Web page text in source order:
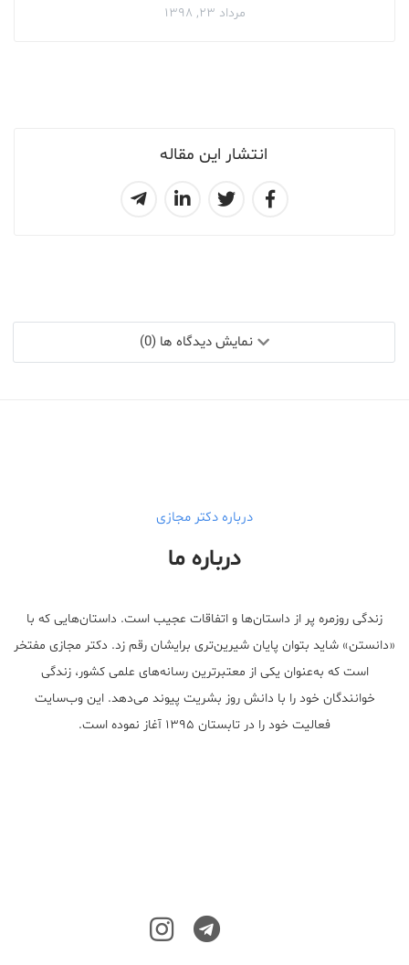
انتشار این مقاله
مرداد ۲۳, ۱۳۹۸
نمایش دیدگاه ها (0)
درباره دکتر مجازی
درباره ما
زندگی روزمره پر از داستان‌ها و اتفاقات عجیب است. داستان‌هایی که با
«دانستن» شاید بتوان پایان شیرین‌تری برایشان رقم زد. دکتر مجازی مفتخر
است که به‌عنوان یکی از معتبر‌ترین رسانه‌های علمی کشور، زندگی
خوانندگان خود را با دانش روز بشریت پیوند می‌دهد. این وب‌سایت
فعالیت خود را در تابستان ۱۳۹۵ آغاز نموده است.